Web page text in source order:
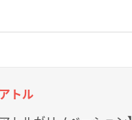
トル